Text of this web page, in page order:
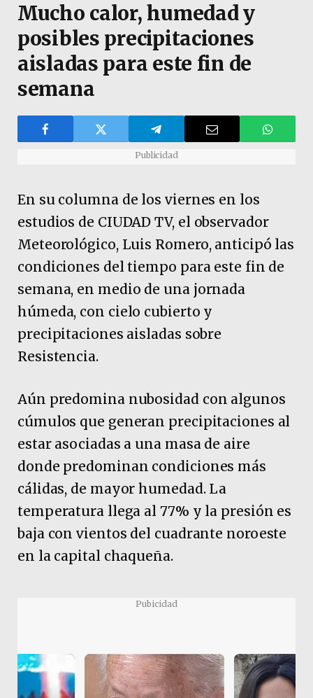
Mucho calor, humedad y
posibles precipitaciones
aisladas para este fin de
semana
Publicidad
En su columna de los viernes en los
estudios de CIUDAD TV, el observador
Meteorológico, Luis Romero, anticipó las
condiciones del tiempo para este fin de
semana, en medio de una jornada
húmeda, con cielo cubierto y
precipitaciones aisladas sobre
Resistencia.
Aún predomina nubosidad con algunos
cúmulos que generan precipitaciones al
estar asociadas a una masa de aire
donde predominan condiciones más
cálidas, de mayor humedad. La
temperatura llega al 77% y la presión es
baja con vientos del cuadrante noroeste
en la capital chaqueña.
Pubicidad